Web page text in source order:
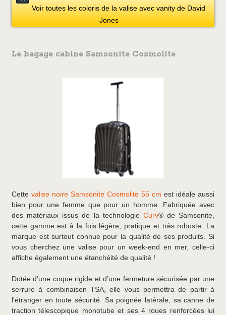
Voir toutes les coloris de la valise avec vanity de David
Jones
Le bagage cabine Samsonite Cosmolite
Cette valise noire Samsonite Cosmolite 55 cm est idéale aussi
bien pour une femme que pour un homme. Fabriquée avec
des matériaux issus de la technologie Curv® de Samsonite,
cette gamme est à la fois légère, pratique et très robuste. La
marque est surtout connue pour la qualité de ses produits. Si
vous cherchez une valise pour un week-end en mer, celle-ci
affiche également une étanchéité de qualité !
Dotée d’une coque rigide et d’une fermeture sécurisée par une
serrure à combinaison TSA, elle vous permettra de partir à
l'étranger en toute sécurité. Sa poignée latérale, sa canne de
traction télescopique monotube et ses 4 roues renforcées lui